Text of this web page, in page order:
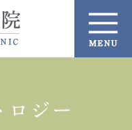
ロジー